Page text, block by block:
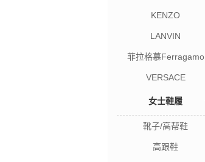
KENZO
LANVIN
菲拉格慕Ferragamo
VERSACE
女士鞋履
靴子/高帮鞋
高跟鞋